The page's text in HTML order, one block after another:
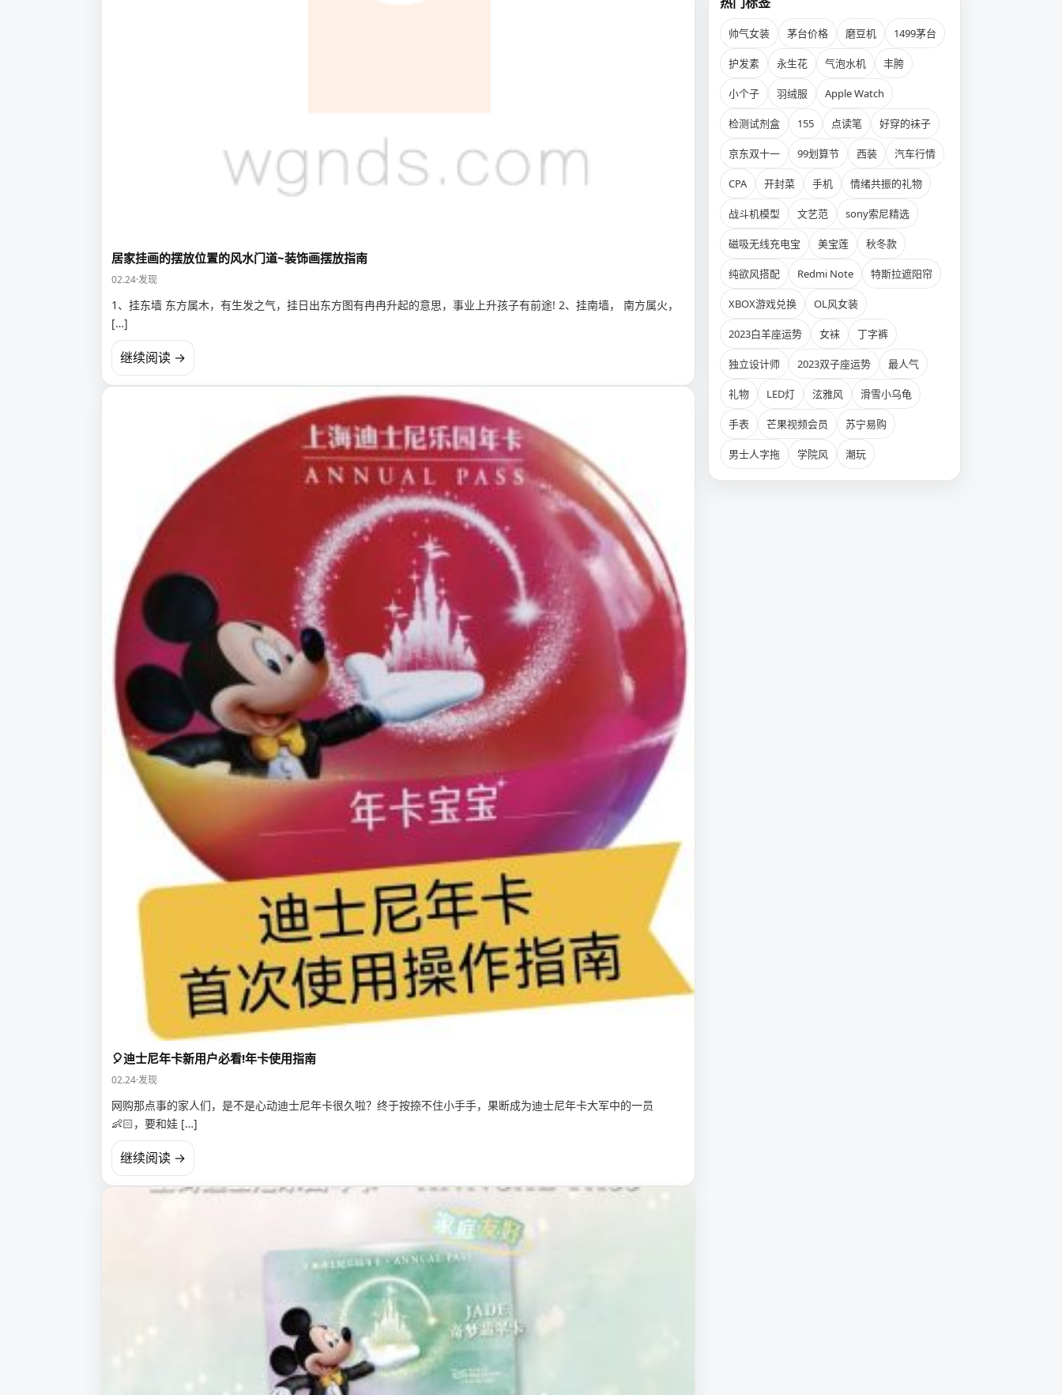
居家挂画的摆放位置的风水门道~装饰画摆放指南
02.24·发现
1、挂东墙 东方属木，有生发之气，挂日出东方图有冉冉升起的意思，事业上升孩子有前途! 2、挂南墙， 南方属火，
[…]
继续阅读 →
🎈迪士尼年卡新用户必看!年卡使用指南
02.24·发现
网购那点事的家人们，是不是心动迪士尼年卡很久啦？终于按捺不住小手手，果断成为迪士尼年卡大军中的一员
👶🏻，要和娃 […]
继续阅读 →
帅气女装 茅台价格 磨豆机 1499茅台
护发素 永生花 气泡水机 丰胯
小个子 羽绒服 Apple Watch
检测试剂盒 155 点读笔 好穿的袜子
京东双十一 99划算节 西装 汽车行情
CPA 开封菜 手机 情绪共振的礼物
战斗机模型 文艺范 sony索尼精选
磁吸无线充电宝 美宝莲 秋冬款
纯欲风搭配 Redmi Note 特斯拉遮阳帘
XBOX游戏兑换 OL风女装
2023白羊座运势 女袜 丁字裤
独立设计师 2023双子座运势 最人气
礼物 LED灯 泫雅风 滑雪小乌龟
手表 芒果视频会员 苏宁易购
男士人字拖 学院风 潮玩